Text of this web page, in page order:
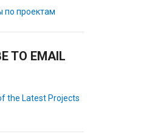
по проектам
TO EMAIL
the Latest Projects